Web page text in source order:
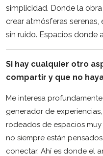
simplicidad. Donde la
crear atmósferas serenas,
sin ruido. Espacios donde
Si hay cualquier otro
compartir y que no
Me interesa
generador de
rodeados de espacios
no siempre están
conectar. Ahí es donde el